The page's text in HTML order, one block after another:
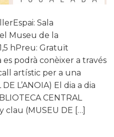
Sala
Museu de la
hPreu: Gratuït
podrà conèixer a través
artístic per a una
L’ANOIA) El dia a dia
CENTRAL
clau (MUSEU DE […]